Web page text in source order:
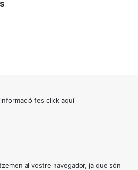
fes click aquí
al vostre navegador, ja que són